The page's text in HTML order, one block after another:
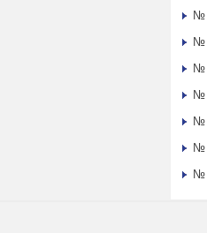
№
№
№
№
№
№
№